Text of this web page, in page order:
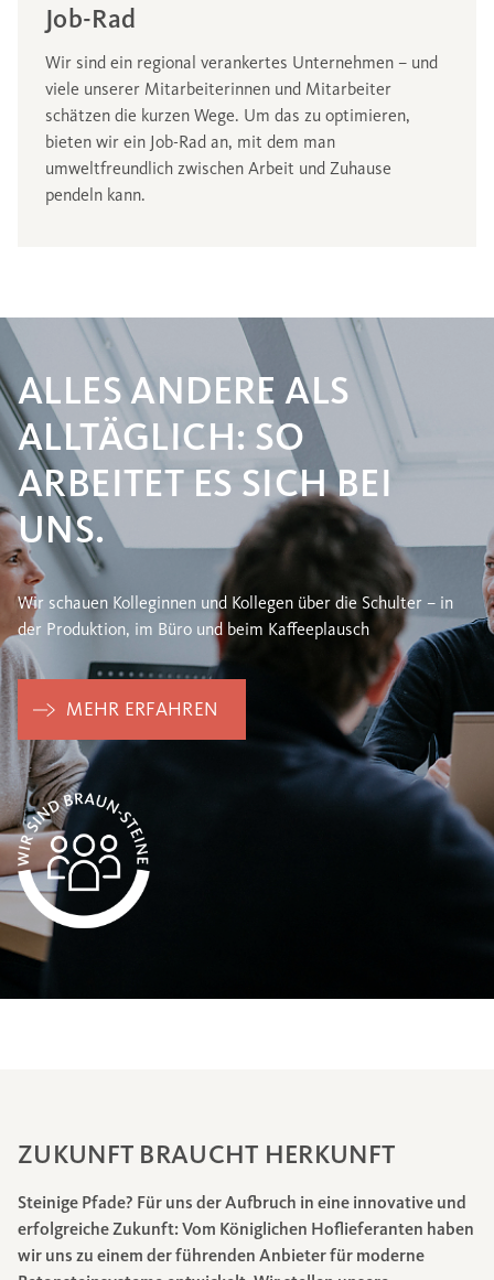
Job-Rad
Wir sind ein regional verankertes Unternehmen – und
viele unserer Mitarbeiterinnen und Mitarbeiter
schätzen die kurzen Wege. Um das zu optimieren,
bieten wir ein Job-Rad an, mit dem man
umweltfreundlich zwischen Arbeit und Zuhause
pendeln kann.
ALLES ANDERE ALS
ALLTÄGLICH: SO
ARBEITET ES SICH BEI
UNS.
Wir schauen Kolleginnen und Kollegen über die Schulter – in
der Produktion, im Büro und beim Kaffeeplausch
MEHR ERFAHREN
ZUKUNFT BRAUCHT HERKUNFT
Steinige Pfade? Für uns der Aufbruch in eine innovative und
erfolgreiche Zukunft: Vom Königlichen Hoflieferanten haben
wir uns zu einem der führenden Anbieter für moderne